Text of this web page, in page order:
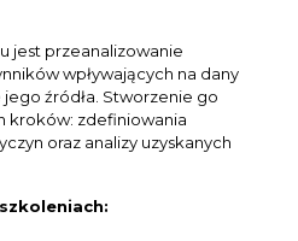
jest przeanalizowanie
wpływających na dany
źródła. Stworzenie go
kroków: zdefiniowania
oraz analizy uzyskanych